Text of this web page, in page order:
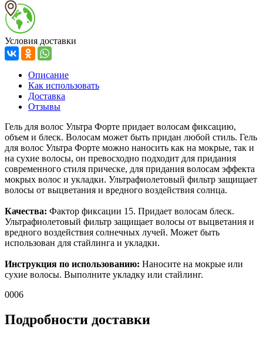
Условия доставки
Описание
Как использовать
Доставка
Отзывы
Гель для волос Ультра Форте придает волосам фиксацию,
объем и блеск. Волосам может быть придан любой стиль. Гель
для волос Ультра Форте можно наносить как на мокрые, так и
на сухие волосы, он превосходно подходит для придания
современного стиля прическе, для придания волосам эффекта
мокрых волос и укладки. Ультрафиолетовый фильтр защищает
волосы от выцветания и вредного воздействия солнца.
Качества: Фактор фиксации 15. Придает волосам блеск.
Ультрафиолетовый фильтр защищает волосы от выцветания и
вредного воздействия солнечных лучей. Может быть
использован для стайлинга и укладки.
Инструкция по использованию: Наносите на мокрые или
сухие волосы. Выполните укладку или стайлинг.
0006
Подробности доставки